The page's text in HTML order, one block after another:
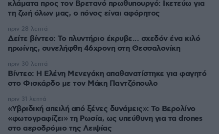
κλάματα προς τον Βρετανό πρωθυπουργό: Ικετεύω για
τη ζωή όλων μας, ο πόνος είναι αφόρητος
Δείτε βίντεο: Το πλυντήριο έκρυβε... σχεδόν ένα κιλό
ηρωίνης, συνελήφθη 46χρονη στη Θεσσαλονίκη
πριν 28 λεπτά
Βίντεο: Η Ελένη Μενεγάκη απαθανατίστηκε για φαγητό
στο Φισκάρδο με τον Μάκη Παντζόπουλο
πριν 30 λεπτά
«Υβριδική απειλή από ξένες δυνάμεις»: Το Βερολίνο
«φωτογραφίζει» τη Ρωσία, ως υπεύθυνη για τα drones
στο αεροδρόμιο της Λειψίας
πριν 31 λεπτά